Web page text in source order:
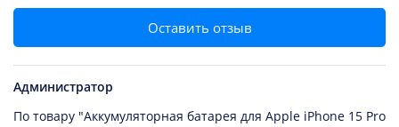
Оставить отзыв
Администратор
По товару "Аккумуляторная батарея для Apple iPhone 15 Pro